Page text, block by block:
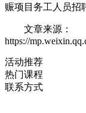
赈项目务工人员招
文章来源：
https://
活动推荐
热门课程
联系方式